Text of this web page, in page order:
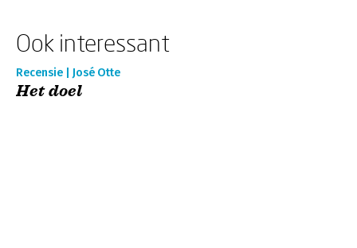
Ook interessant
Recensie | José Otte
Het doel